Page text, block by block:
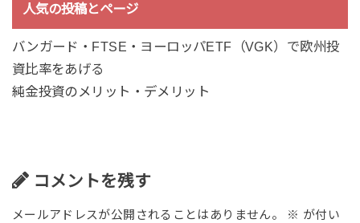
人気の投稿とページ
バンガード・FTSE・ヨーロッパETF（VGK）で欧州投
資比率をあげる
純金投資のメリット・デメリット
コメントを残す
メールアドレスが公開されることはありません。 ※ が付い